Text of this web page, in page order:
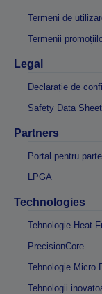
Termeni de
Termenii
Legal
Declarație de
Safety Data
Partners
Portal pentru
LPGA
Technologies
Tehnologie Heat-
PrecisionCore
Tehnologie Micro
Tehnologii